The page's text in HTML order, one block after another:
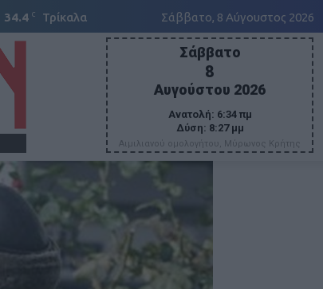
34.4 C Τρίκαλα Σάββατο, 8 Αύγουστος 2026
Σάββατο
8
Αυγούστου 2026
Ανατολή: 6:34 πμ
Δύση: 8:27 μμ
Αιμιλιανού ομολογήτου, Μύρωνος Κρήτης